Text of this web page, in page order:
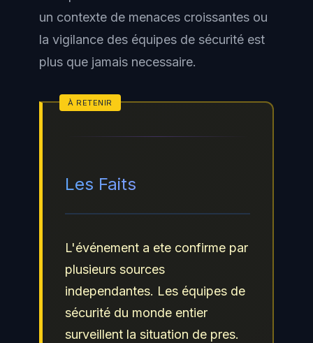
un contexte de menaces croissantes ou
la vigilance des équipes de sécurité est
plus que jamais necessaire.
Les Faits
L'événement a ete confirme par
plusieurs sources
independantes. Les équipes de
sécurité du monde entier
surveillent la situation de pres.